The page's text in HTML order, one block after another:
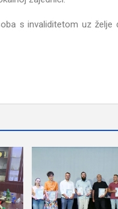
s invaliditetom uz